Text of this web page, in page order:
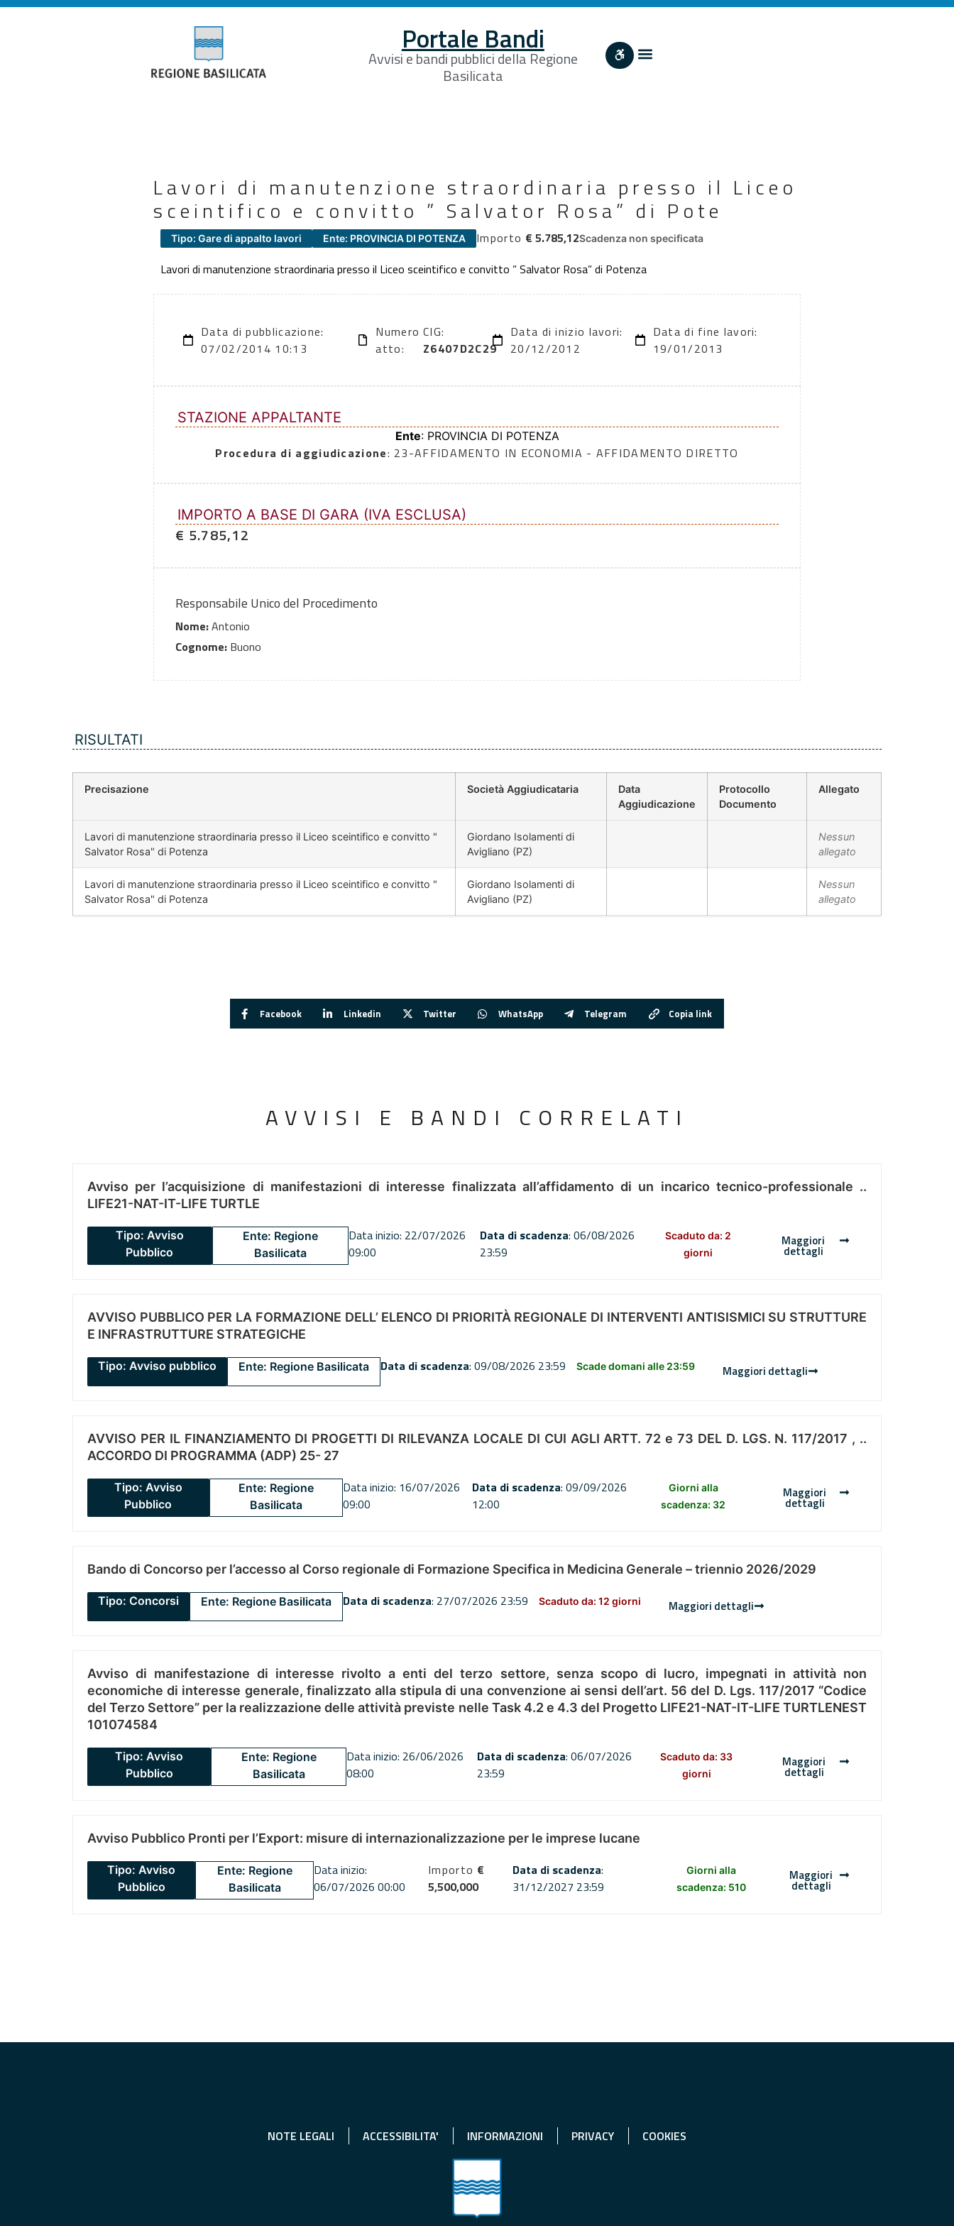
Portale Bandi
Avvisi e bandi pubblici della Regione
Basilicata
Lavori di manutenzione straordinaria presso il Liceo
sceintifico e convitto ” Salvator Rosa” di Pote
Tipo: Gare di appalto lavori Ente: PROVINCIA DI POTENZA Importo € 5.785,12Scadenza non specificata
Lavori di manutenzione straordinaria presso il Liceo sceintifico e convitto ” Salvator Rosa” di Potenza
Data di pubblicazione:
07/02/2014 10:13
Numero
atto:
CIG:
Z6407D2C29
Data di inizio lavori:
20/12/2012
Data di fine lavori:
19/01/2013
STAZIONE APPALTANTE
Ente: PROVINCIA DI POTENZA
Procedura di aggiudicazione: 23-AFFIDAMENTO IN ECONOMIA - AFFIDAMENTO DIRETTO
IMPORTO A BASE DI GARA (IVA ESCLUSA)
€ 5.785,12
Responsabile Unico del Procedimento
Nome:Antonio
Cognome: Buono
RISULTATI
Precisazione Società Aggiudicataria
Data
Aggiudicazione
Protocollo
Documento
Allegato
Lavori di manutenzione straordinaria presso il Liceo sceintifico e convitto "
Salvator Rosa" di Potenza
Giordano Isolamenti di
Avigliano (PZ)
Nessun
allegato
Lavori di manutenzione straordinaria presso il Liceo sceintifico e convitto "
Salvator Rosa" di Potenza
Giordano Isolamenti di
Avigliano (PZ)
Nessun
allegato
Facebook Linkedin Twitter WhatsApp Telegram Copia link
AVVISI E BANDI CORRELATI
Avviso per l’acquisizione di manifestazioni di interesse finalizzata all’affidamento di un incarico tecnico-professionale ..
LIFE21-NAT-IT-LIFE TURTLE
Tipo: Avviso
Pubblico
Ente: Regione
Basilicata
Data inizio: 22/07/2026
09:00
Data di scadenza: 06/08/2026
23:59
Scaduto da: 2
giorni
Maggiori
dettagli
AVVISO PUBBLICO PER LA FORMAZIONE DELL’ ELENCO DI PRIORITÀ REGIONALE DI INTERVENTI ANTISISMICI SU STRUTTURE
E INFRASTRUTTURE STRATEGICHE
Tipo: Avviso pubblico Ente: Regione Basilicata Data di scadenza: 09/08/2026 23:59 Scade domani alle 23:59 Maggiori dettagli
AVVISO PER IL FINANZIAMENTO DI PROGETTI DI RILEVANZA LOCALE DI CUI AGLI ARTT. 72 e 73 DEL D. LGS. N. 117/2017 , ..
ACCORDO DI PROGRAMMA (ADP) 25- 27
Tipo: Avviso
Pubblico
Ente: Regione
Basilicata
Data inizio: 16/07/2026
09:00
Data di scadenza: 09/09/2026
12:00
Giorni alla
scadenza: 32
Maggiori
dettagli
Bando di Concorso per l’accesso al Corso regionale di Formazione Specifica in Medicina Generale – triennio 2026/2029
Tipo: Concorsi Ente: Regione Basilicata Data di scadenza: 27/07/2026 23:59 Scaduto da: 12 giorni Maggiori dettagli
Avviso di manifestazione di interesse rivolto a enti del terzo settore, senza scopo di lucro, impegnati in attività non
economiche di interesse generale, finalizzato alla stipula di una convenzione ai sensi dell’art. 56 del D. Lgs. 117/2017 “Codice
del Terzo Settore” per la realizzazione delle attività previste nelle Task 4.2 e 4.3 del Progetto LIFE21-NAT-IT-LIFE TURTLENEST
101074584
Tipo: Avviso
Pubblico
Ente: Regione
Basilicata
Data inizio: 26/06/2026
08:00
Data di scadenza: 06/07/2026
23:59
Scaduto da: 33
giorni
Maggiori
dettagli
Avviso Pubblico Pronti per l’Export: misure di internazionalizzazione per le imprese lucane
Tipo: Avviso
Pubblico
Ente: Regione
Basilicata
Data inizio:
06/07/2026 00:00
Importo €
5,500,000
Data di scadenza:
31/12/2027 23:59
Giorni alla
scadenza: 510
Maggiori
dettagli
NOTE LEGALI ACCESSIBILITA' INFORMAZIONI PRIVACY COOKIES